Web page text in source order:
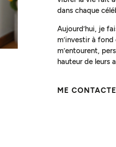
dans chaque
Aujourd’hui, je
m’investir à
m’entourent,
hauteur de leurs
ME